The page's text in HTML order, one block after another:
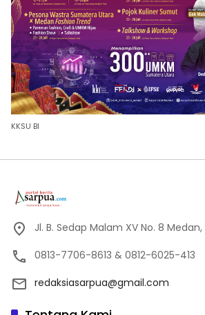
KKSU BI
Jl. B. Sedap Malam XV No. 8
0813-7706-8613 & 0812-6025-413
redaksiasarpua@gmail.com